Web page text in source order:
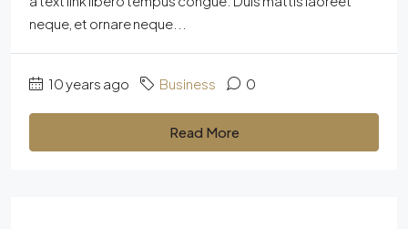
neque, et ornare neque...
10 years ago Business 0
Read More